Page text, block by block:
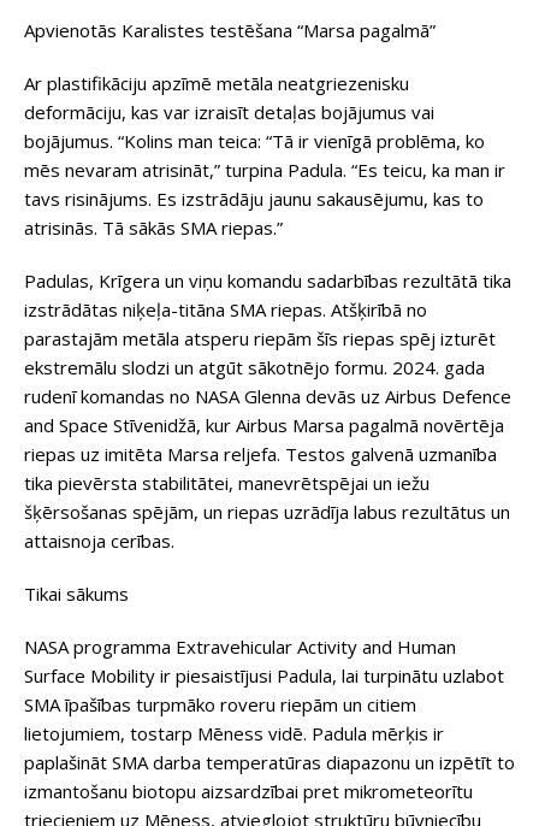
Apvienotās Karalistes testēšana “Marsa pagalmā”
Ar plastifikāciju apzīmē metāla neatgriezenisku
deformāciju, kas var izraisīt detaļas bojājumus vai
bojājumus. “Kolins man teica: “Tā ir vienīgā problēma, ko
mēs nevaram atrisināt,” turpina Padula. “Es teicu, ka man ir
tavs risinājums. Es izstrādāju jaunu sakausējumu, kas to
atrisinās. Tā sākās SMA riepas.”
Padulas, Krīgera un viņu komandu sadarbības rezultātā tika
izstrādātas niķeļa-titāna SMA riepas. Atšķirībā no
parastajām metāla atsperu riepām šīs riepas spēj izturēt
ekstremālu slodzi un atgūt sākotnējo formu. 2024. gada
rudenī komandas no NASA Glenna devās uz Airbus Defence
and Space Stīvenidžā, kur Airbus Marsa pagalmā novērtēja
riepas uz imitēta Marsa reljefa. Testos galvenā uzmanība
tika pievērsta stabilitātei, manevrētspējai un iežu
šķērsošanas spējām, un riepas uzrādīja labus rezultātus un
attaisnoja cerības.
Tikai sākums
NASA programma Extravehicular Activity and Human
Surface Mobility ir piesaistījusi Padula, lai turpinātu uzlabot
SMA īpašības turpmāko roveru riepām un citiem
lietojumiem, tostarp Mēness vidē. Padula mērķis ir
paplašināt SMA darba temperatūras diapazonu un izpētīt to
izmantošanu biotopu aizsardzībai pret mikrometeorītu
triecieniem uz Mēness, atvieglojot struktūru būvniecību